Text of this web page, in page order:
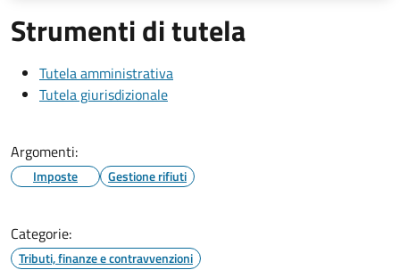
Strumenti di tutela
Tutela amministrativa
Tutela giurisdizionale
Argomenti:
Imposte Gestione rifiuti
Categorie:
Tributi, finanze e contravvenzioni